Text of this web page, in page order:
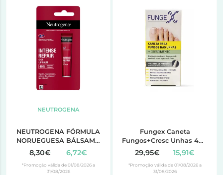
NEUTROGENA
NEUTROGENA FÓRMULA
NORUEGUESA BÁLSAMO
REPARAÇÃO INTENSA
NARIZ E LÁBIOS TUBO 15
ml
8,30€ 6,72€
*Promoção válida de 01/08/2026 a
31/08/2026
Fungex Caneta
Fungos+Cresc Unhas 4Ml,
29,95€ 15,91€
*Promoção válida de 01/08/2026 a
31/08/2026